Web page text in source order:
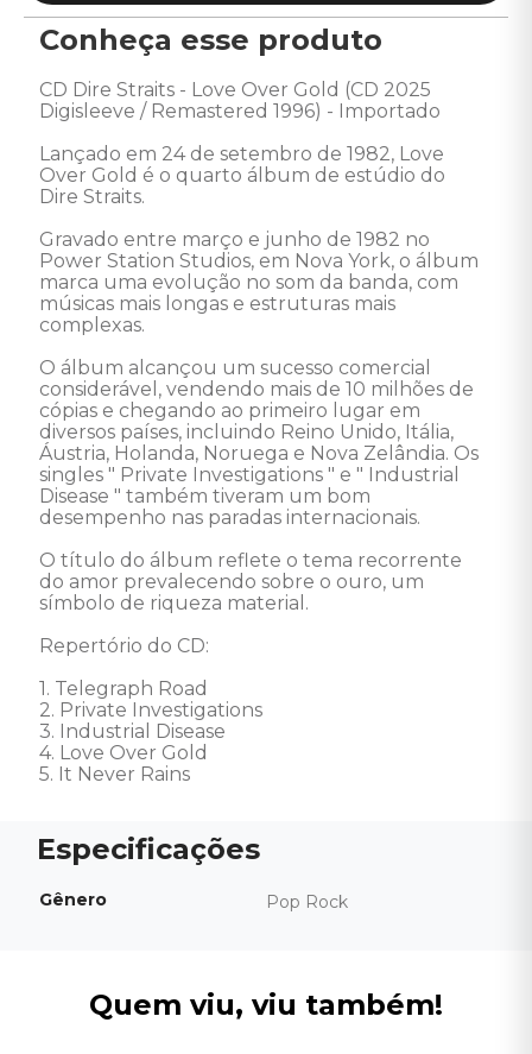
Conheça esse produto
CD Dire Straits - Love Over Gold (CD 2025
Digisleeve / Remastered 1996) - Importado
Lançado em 24 de setembro de 1982, Love
Over Gold é o quarto álbum de estúdio do
Dire Straits.
Gravado entre março e junho de 1982 no
Power Station Studios, em Nova York, o álbum
marca uma evolução no som da banda, com
músicas mais longas e estruturas mais
complexas.
O álbum alcançou um sucesso comercial
considerável, vendendo mais de 10 milhões de
cópias e chegando ao primeiro lugar em
diversos países, incluindo Reino Unido, Itália,
Áustria, Holanda, Noruega e Nova Zelândia. Os
singles " Private Investigations " e " Industrial
Disease " também tiveram um bom
desempenho nas paradas internacionais.
O título do álbum reflete o tema recorrente
do amor prevalecendo sobre o ouro, um
símbolo de riqueza material.
Repertório do CD:
1. Telegraph Road
2. Private Investigations
3. Industrial Disease
4. Love Over Gold
5. It Never Rains
Gênero Pop Rock
Quem viu, viu também!